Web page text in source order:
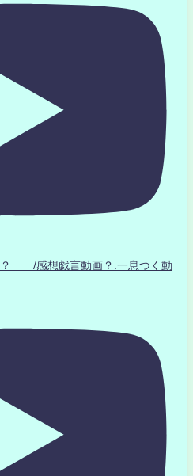
？ /感想戯言動画？.一息つく動